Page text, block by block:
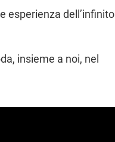
esperienza dell’infinito
insieme a noi, nel